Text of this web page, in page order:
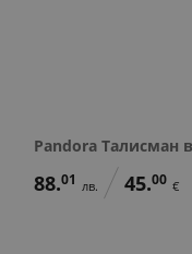
Pandora Талисман
88.01 лв. 45.00 €